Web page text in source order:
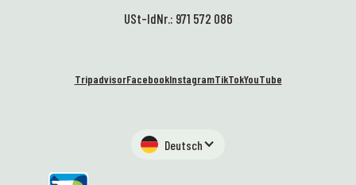
USt-IdNr.: 971 572 086
TripadvisorFacebookInstagramTikTokYouTube
Deutsch